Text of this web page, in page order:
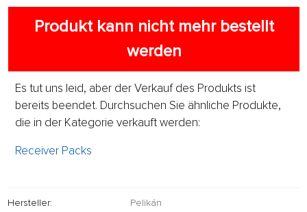
Produkt kann nicht mehr bestellt
werden
Es tut uns leid, aber der Verkauf des Produkts ist
bereits beendet. Durchsuchen Sie ähnliche Produkte,
die in der Kategorie verkauft werden:
Receiver Packs
Hersteller: Pelikán